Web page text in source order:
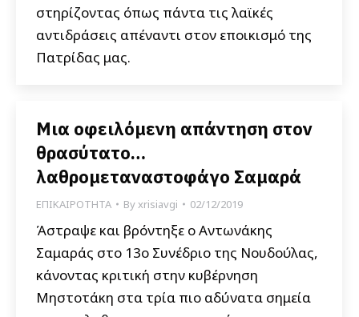
στηρίζοντας όπως πάντα τις λαϊκές
αντιδράσεις απέναντι στον εποικισμό της
Πατρίδας μας.
Μια οφειλόμενη απάντηση στον
θρασύτατο…
λαθρομεταναστοφάγο Σαμαρά
ΕΠΙΚΑΙΡΟΤΗΤΑ Byxrisiavgi 02/12/2019
Άστραψε και βρόντηξε ο Αντωνάκης
Σαμαράς στο 13ο Συνέδριο της Νουδούλας,
κάνοντας κριτική στην κυβέρνηση
Μηστοτάκη στα τρία πιο αδύνατα σημεία